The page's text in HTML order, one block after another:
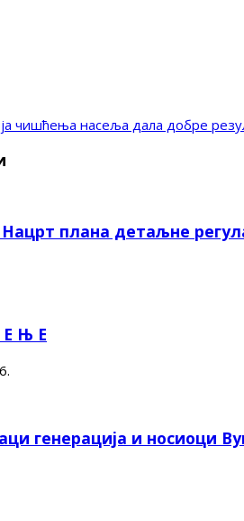
чишћења насеља дала добре
Нацрт плана детаљне
Њ Е
генерација и носиоци